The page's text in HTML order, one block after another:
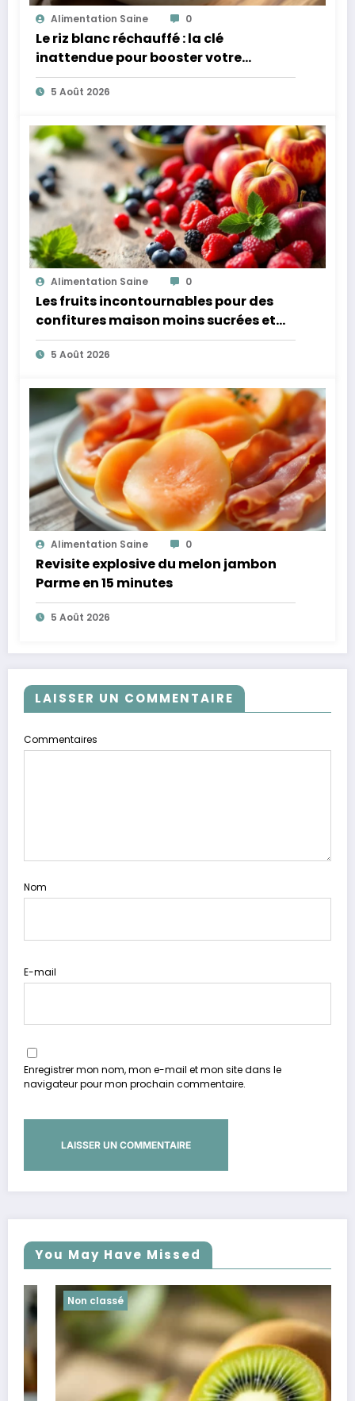
Alimentation Saine 0
Le riz blanc réchauffé : la clé
inattendue pour booster votre
microbiote
5 Août 2026
Alimentation Saine 0
Les fruits incontournables pour des
confitures maison moins sucrées et
plus légères
5 Août 2026
Alimentation Saine 0
Revisite explosive du melon jambon
Parme en 15 minutes
5 Août 2026
LAISSER UN COMMENTAIRE
Commentaires
Nom
E-mail
Enregistrer mon nom, mon e-mail et mon site dans le
navigateur pour mon prochain commentaire.
You May Have Missed
Non classé